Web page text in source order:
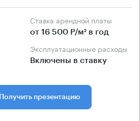
Ставка арендной платы
от 16 500 Р/м² в год
Эксплуатационные расходы
Включены в ставку
Получить презентацию